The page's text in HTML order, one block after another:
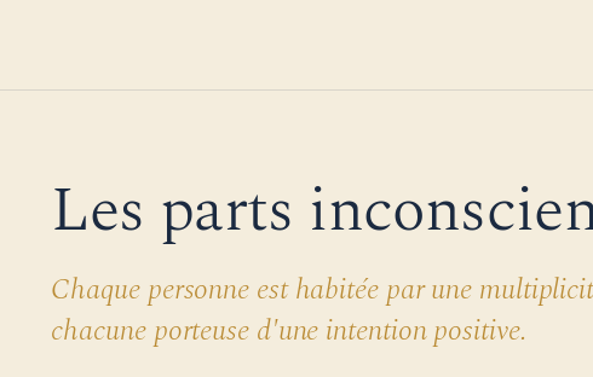
Les parts
Chaque personne est habitée par une
chacune porteuse d'une intention positive.